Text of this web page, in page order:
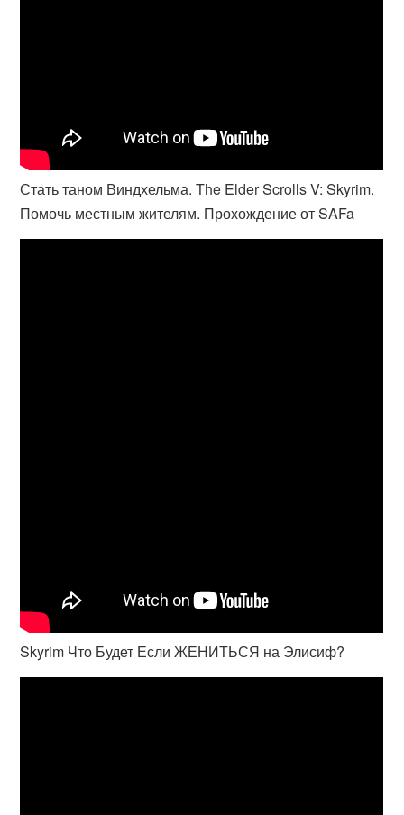
Стать таном Виндхельма. The Elder Scrolls V: Skyrim.
Помочь местным жителям. Прохождение от SAFa
Skyrim Что Будет Если ЖЕНИТЬСЯ на Элисиф?